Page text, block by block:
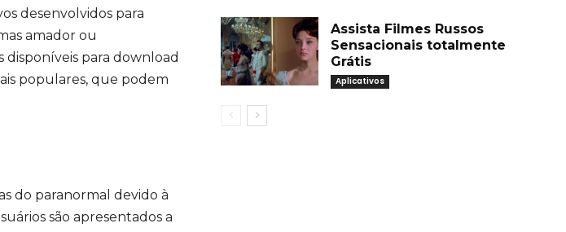
desenvolvidos para
amador ou
para download
populares, que podem
do paranormal devido à
são apresentados a
Assista Filmes Russos
Sensacionais totalmente
Grátis
Aplicativos